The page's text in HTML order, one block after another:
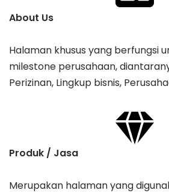
About Us
Halaman khusus yang berfungsi
milestone perusahaan,
Perizinan, Lingkup bisnis,
Produk / Jasa
Merupakan halaman yang